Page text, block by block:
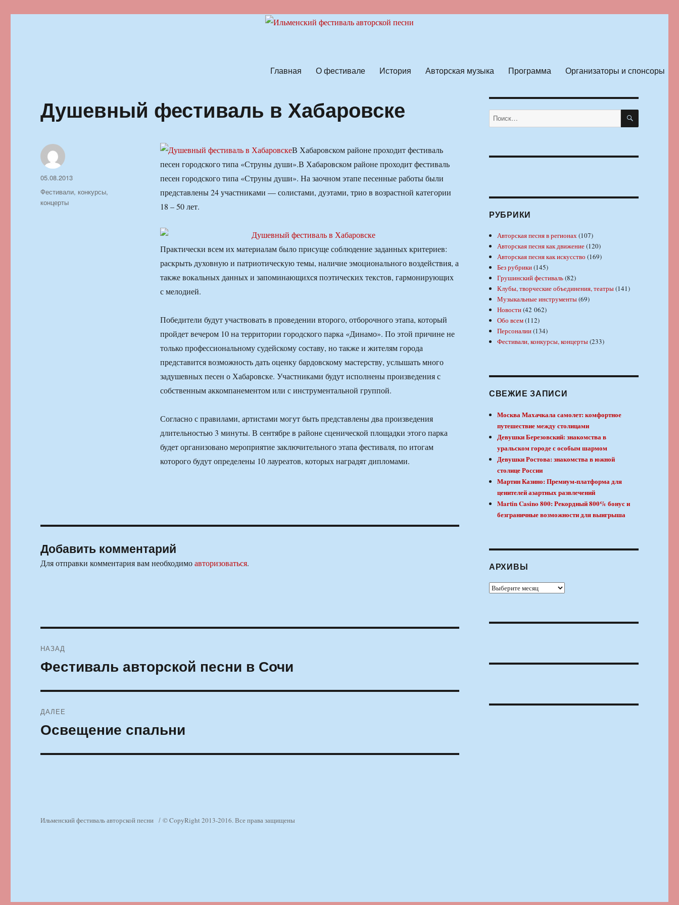
Главная О фестивале История Авторская музыка Программа Организаторы и спонсоры
Душевный фестиваль в Хабаровске
В Хабаровском районе проходит фестиваль
песен городского типа «Струны души».В Хабаровском районе проходит фестиваль
песен городского типа «Струны души». На заочном этапе песенные работы были
представлены 24 участниками — солистами, дуэтами, трио в возрастной категории
18 – 50 лет.
Практически всем их материалам было присуще соблюдение заданных критериев:
раскрыть духовную и патриотическую темы, наличие эмоционального воздействия, а
также вокальных данных и запоминающихся поэтических текстов, гармонирующих
с мелодией.
Победители будут участвовать в проведении второго, отборочного этапа, который
пройдет вечером 10 на территории городского парка «Динамо». По этой причине не
только профессиональному судейскому составу, но также и жителям города
представится возможность дать оценку бардовскому мастерству, услышать много
задушевных песен о Хабаровске. Участниками будут исполнены произведения с
собственным аккомпанементом или с инструментальной группой.
Согласно с правилами, артистами могут быть представлены два произведения
длительностью 3 минуты. В сентябре в районе сценической площадки этого парка
будет организовано мероприятие заключительного этапа фестиваля, по итогам
которого будут определены 10 лауреатов, которых наградят дипломами.
Автор
Опубликовано
05.08.2013
Рубрики
Фестивали, конкурсы,
концерты
Добавить комментарий
Для отправки комментария вам необходимоавторизоваться.
по
НАЗАД
Предыдущая
Фестиваль авторской песни в Сочи
ДАЛЕЕ
Следующая
Освещение спальни
Искать: ПОИСК
РУБРИКИ
Авторская песня в регионах(107)
Авторская песня как движение(120)
Авторская песня как искусство (169)
Без рубрики(145)
Грушинский фестиваль(82)
Клубы, творческие объединения, театры(141)
Музыкальные инструменты(69)
Новости(42 062)
Обо всем(112)
Персоналии(134)
Фестивали, конкурсы, концерты(233)
СВЕЖИЕ ЗАПИСИ
Москва Махачкала самолет: комфортное
путешествие между столицами
Девушки Березовский: знакомства в
уральском городе с особым шармом
Девушки Ростова: знакомства в южной
столице России
Мартин Казино: Премиум-платформа для
ценителей азартных развлечений
Martin Casino 800: Рекордный 800% бонус и
безграничные возможности для выигрыша
АРХИВЫ
Архивы
Ильменский фестиваль авторской песни © CopyRight 2013-2016. Все права защищены